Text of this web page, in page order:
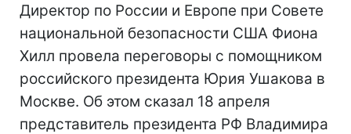
Директор по России и Европе при Совете
национальной безопасности США Фиона
Хилл провела переговоры с помощником
российского президента Юрия Ушакова в
Москве. Об этом сказал 18 апреля
представитель президента РФ Владимира